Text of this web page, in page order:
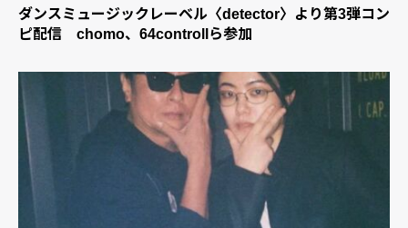
ダンスミュージックレーベル〈detector〉より第3弾コン
ピ配信 chomo、64controllら参加